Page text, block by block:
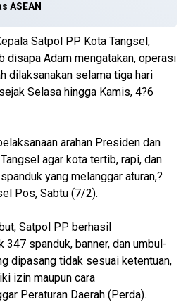
ASEAN
Satpol PP Kota Tangsel,
disapa Adam mengatakan, operasi
dilaksanakan selama tiga hari
Selasa hingga Kamis, 4?6
arahan Presiden dan
agar kota tertib, rapi, dan
yang melanggar aturan,?
Pos, Sabtu (7/2).
Satpol PP berhasil
347 spanduk, banner, dan umbul-
dipasang tidak sesuai ketentuan,
izin maupun cara
Peraturan Daerah (Perda).